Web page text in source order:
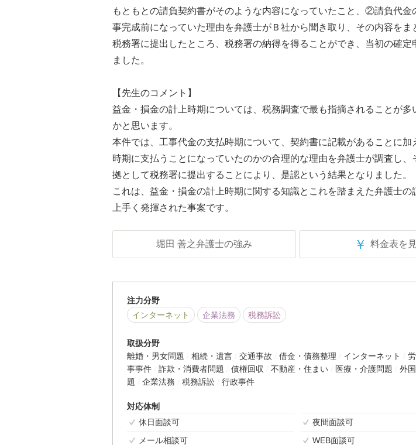
もともとの請負契約書がそのような内容になっていたこと、②請負代金
事完成前になっていた理由を弁護士がＢ社から聞き取り、その内容をま
税務署に提出したところ、税務署の納得を得ることができ、当初の確定
ました。
【先生のコメント】
益金・損金の計上時期については、税務調査で最も指摘されることが多
かと思います。
本件では、工事代金の支払時期について、契約書に記載があることに加
時期に支払うことになっていたのかの合理的な理由を弁護士が調査し、
拠として税務署に提出することにより、是認という結果となりました。
これは、益金・損金の計上時期に関する知識とこれを踏まえた弁護士の
上手く発揮された事案です。
堀田 善之弁護士の強み ￥ 料金表を
注力分野
インターネット
企業法務 税務訴訟
取扱分野
離婚・男女問題
相続・遺言 交通事故 借金・債務整理 インターネット
事事件
詐欺・消費者問題 債権回収 不動産・住まい 医療・介護問題
外
題
企業法務 税務訴訟 行政事件
対応体制
休日面談可
夜間面談可
メール相談可
WEB面談可